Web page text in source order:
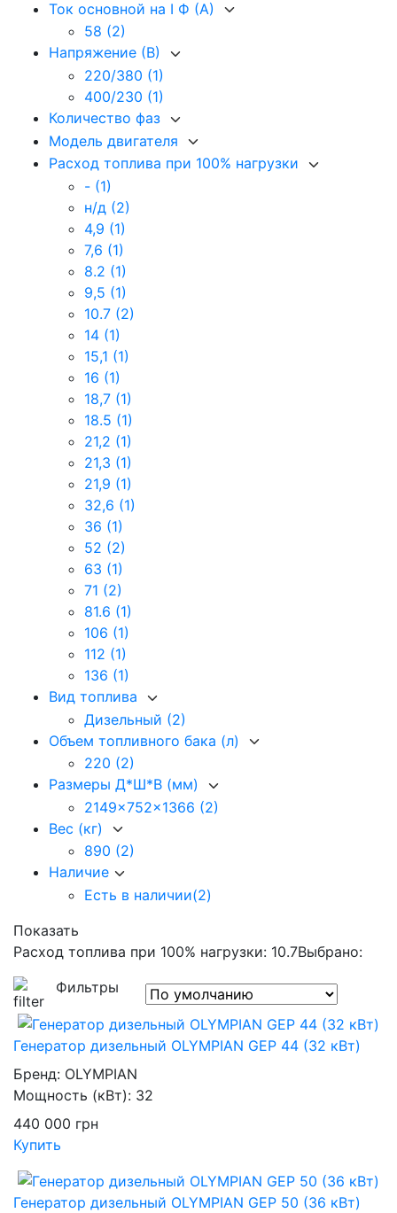
Ток основной на I Ф (А)
58 (2)
Напряжение (В)
220/380 (1)
400/230 (1)
Количество фаз
Модель двигателя
Расход топлива при 100% нагрузки
- (1)
н/д (2)
4,9 (1)
7,6 (1)
8.2 (1)
9,5 (1)
10.7 (2)
14 (1)
15,1 (1)
16 (1)
18,7 (1)
18.5 (1)
21,2 (1)
21,3 (1)
21,9 (1)
32,6 (1)
36 (1)
52 (2)
63 (1)
71 (2)
81.6 (1)
106 (1)
112 (1)
136 (1)
Вид топлива
Дизельный (2)
Объем топливного бака (л)
220 (2)
Размеры Д*Ш*В (мм)
2149x752x1366 (2)
Вес (кг)
890 (2)
Наличие
Есть в наличии(2)
Показать
Расход топлива при 100% нагрузки: 10.7Выбрано:
Фильтры
Генератор дизельный OLYMPIAN GEP 44 (32 кВт)
Бренд: OLYMPIAN
Мощность (кВт): 32
440 000 грн
Купить
Генератор дизельный OLYMPIAN GEP 50 (36 кВт)